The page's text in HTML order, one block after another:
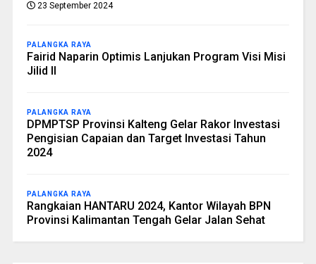
23 September 2024
PALANGKA RAYA
Fairid Naparin Optimis Lanjukan Program Visi Misi
Jilid II
PALANGKA RAYA
DPMPTSP Provinsi Kalteng Gelar Rakor Investasi
Pengisian Capaian dan Target Investasi Tahun
2024
PALANGKA RAYA
Rangkaian HANTARU 2024, Kantor Wilayah BPN
Provinsi Kalimantan Tengah Gelar Jalan Sehat